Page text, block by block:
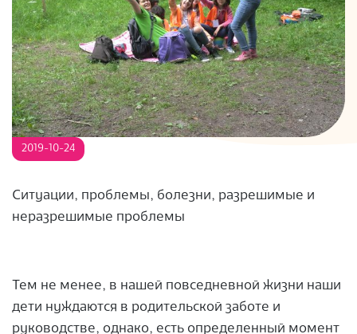
2019-10-24
Ситуации, проблемы, болезни, разрешимые и
неразрешимые проблемы
Тем не менее, в нашей повседневной жизни наши
дети нуждаются в родительской заботе и
руководстве, однако, есть определенный момент